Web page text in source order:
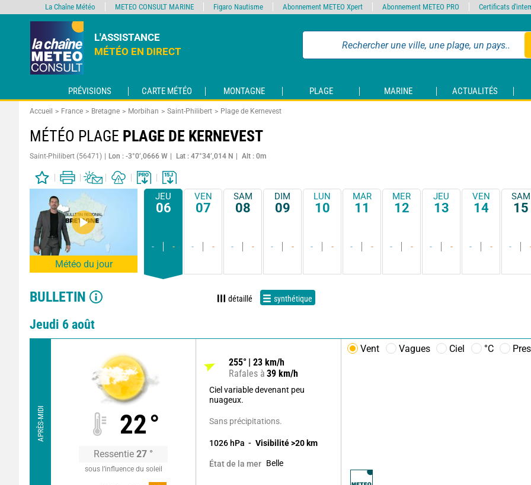
L'ASSISTANCE
MÉTÉO EN DIRECT
PRÉVISIONS CARTE MÉTÉO MONTAGNE PLAGE MARINE ACTUALITÉS
Accueil France Bretagne Morbihan Saint-Philibert Plage de Kernevest
MÉTÉO PLAGE PLAGE DE KERNEVEST
Saint-Philibert (56471) Lon : -3°0’,0666 W Lat : 47°34’,014 N Alt : 0m
Météo du jour
JEU
06
- -
VEN
07
- -
SAM
08
- -
DIM
09
- -
LUN
10
- -
MAR
11
- -
MER
12
- -
JEU
13
- -
VEN
14
- -
SAM
15
-
BULLETIN détaillé synthétique
Jeudi 6 août
APRÈS-MIDI 22°
Ressentie 27 °
sous l’influence du soleil
255° 23 km/h
Rafales à 39 km/h
Ciel variable devenant peu
nuageux.
Sans précipitations.
1026 hPa Visibilité >20 km
État de la mer Belle
Vent Vagues Ciel °C
La Chaîne Météo METEO CONSULT MARINE Figaro Nautisme Abonnement METEO Xpert Abonnement METEO PRO Certificats